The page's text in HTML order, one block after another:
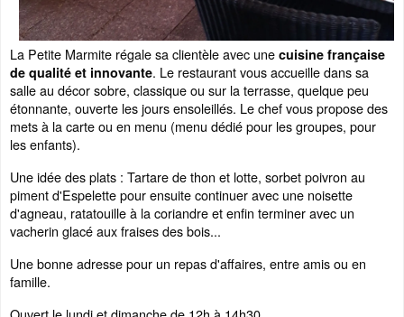
La Petite Marmite régale sa clientèle avec une cuisine française
de qualité et innovante. Le restaurant vous accueille dans sa
salle au décor sobre, classique ou sur la terrasse, quelque peu
étonnante, ouverte les jours ensoleillés. Le chef vous propose des
mets à la carte ou en menu (menu dédié pour les groupes, pour
les enfants).
Une idée des plats : Tartare de thon et lotte, sorbet poivron au
piment d'Espelette pour ensuite continuer avec une noisette
d'agneau, ratatouille à la coriandre et enfin terminer avec un
vacherin glacé aux fraises des bois...
Une bonne adresse pour un repas d'affaires, entre amis ou en
famille.